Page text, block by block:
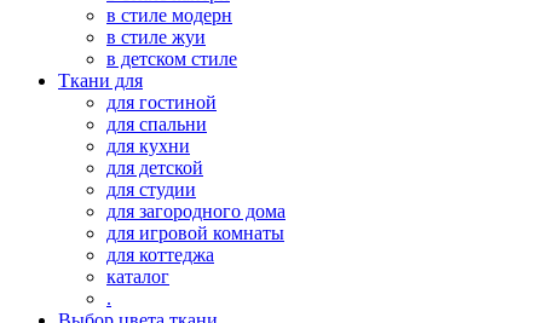
в стиле модерн
в стиле жуи
в детском стиле
Ткани для
для гостиной
для спальни
для кухни
для детской
для студии
для загородного дома
для игровой комнаты
для коттеджа
каталог
.